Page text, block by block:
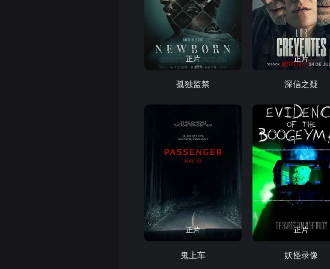
正片
孤独监禁
正片
深信之疑
正片
鬼上车
正片
妖怪录像